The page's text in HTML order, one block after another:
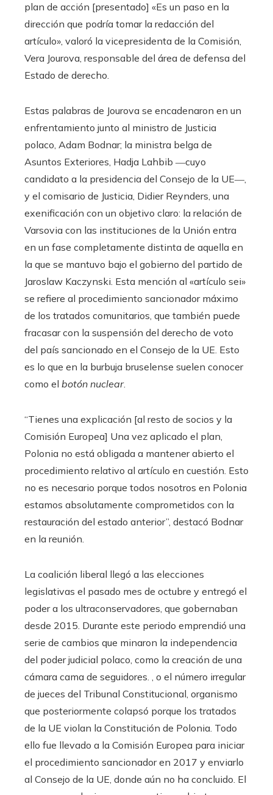
plan de acción [presentado] «Es un paso en la
dirección que podría tomar la redacción del
artículo», valoró la vicepresidenta de la Comisión,
Vera Jourova, responsable del área de defensa del
Estado de derecho.
Estas palabras de Jourova se encadenaron en un
enfrentamiento junto al ministro de Justicia
polaco, Adam Bodnar; la ministra belga de
Asuntos Exteriores, Hadja Lahbib ―cuyo
candidato a la presidencia del Consejo de la UE―,
y el comisario de Justicia, Didier Reynders, una
exenificación con un objetivo claro: la relación de
Varsovia con las instituciones de la Unión entra
en un fase completamente distinta de aquella en
la que se mantuvo bajo el gobierno del partido de
Jaroslaw Kaczynski. Esta mención al «artículo sei»
se refiere al procedimiento sancionador máximo
de los tratados comunitarios, que también puede
fracasar con la suspensión del derecho de voto
del país sancionado en el Consejo de la UE. Esto
es lo que en la burbuja bruselense suelen conocer
como el botón nuclear.
“Tienes una explicación [al resto de socios y la
Comisión Europea] Una vez aplicado el plan,
Polonia no está obligada a mantener abierto el
procedimiento relativo al artículo en cuestión. Esto
no es necesario porque todos nosotros en Polonia
estamos absolutamente comprometidos con la
restauración del estado anterior”, destacó Bodnar
en la reunión.
La coalición liberal llegó a las elecciones
legislativas el pasado mes de octubre y entregó el
poder a los ultraconservadores, que gobernaban
desde 2015. Durante este periodo emprendió una
serie de cambios que minaron la independencia
del poder judicial polaco, como la creación de una
cámara cama de seguidores. , o el número irregular
de jueces del Tribunal Constitucional, organismo
que posteriormente colapsó porque los tratados
de la UE violan la Constitución de Polonia. Todo
ello fue llevado a la Comisión Europea para iniciar
el procedimiento sancionador en 2017 y enviarlo
al Consejo de la UE, donde aún no ha concluido. El